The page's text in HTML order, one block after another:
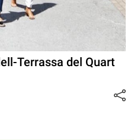
Terrassa del Quart